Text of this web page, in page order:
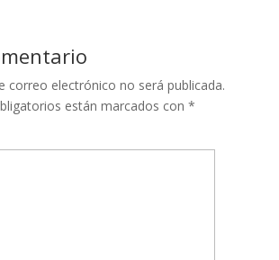
correo electrónico no será publicada.
están marcados con *